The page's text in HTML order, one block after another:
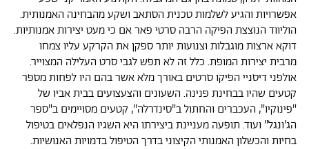
אפשרויות והגיע לשלמות טכנית הסתאב ושקע מהבחינה האמנותית.
הוליווד הנוצצת הפיקה הרבה סרטי פאר אם כי מעט יצירות אמנותיות.
דוקא ארצות מוגבלות וצנועות יותר ספקן את הקרקע עליו צמחו
מרבית יצירות המופת. כלל זה לא תפש לגבי סרט העלילה המצוייר.
אולפני דיסניי הפיקו סרטים באורך מלא אשר בהם היו לפחות מספר
קטעים שהיו בבחינת פנינה. השעונים והצעצועים בבית אביו של
"פינוקיו", העכברים והחתול ב"סינדרלה", קטעים מסויימים ב"ספר
הג'ונגל" ועוד. תופעה מעניינת ביצירתו היא השגיו הנפלאים בטיפול
בחיות והכשלון האמנותי הקיצוני בדרך הטיפול בדמויות האנושיות.